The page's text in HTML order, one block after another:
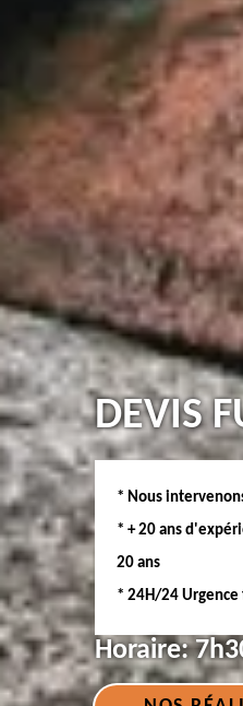
DEVIS
* Nous
* + 20 ans
20 ans
* 24H/24
Horaire: